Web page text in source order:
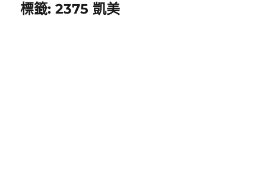
標籤:2375 凱美